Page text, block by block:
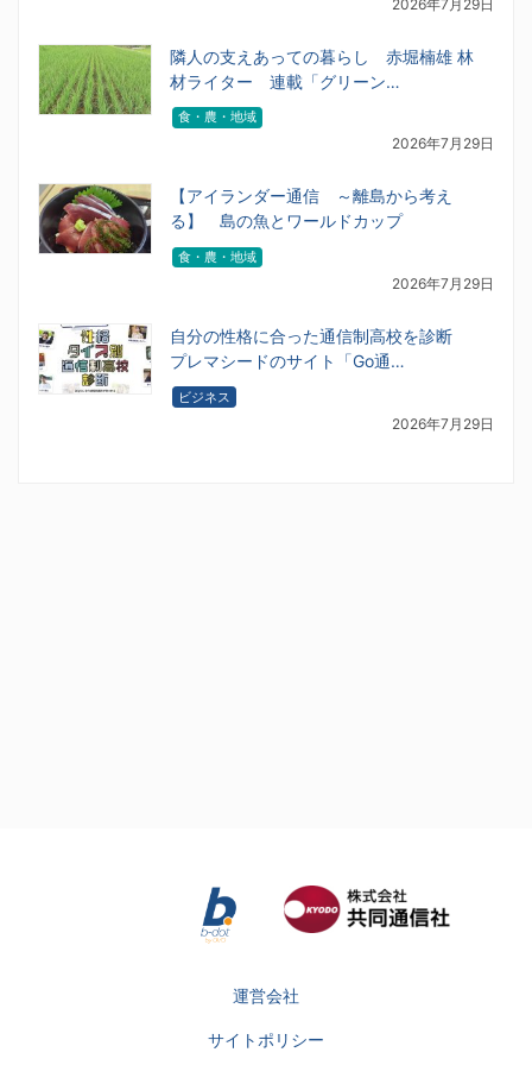
2026年7月29日
隣人の支えあっての暮らし 赤堀楠雄 林
材ライター 連載「グリーン…
食・農・地域
2026年7月29日
【アイランダー通信 ～離島から考え
る】 島の魚とワールドカップ
食・農・地域
2026年7月29日
自分の性格に合った通信制高校を診断
プレマシードのサイト「Go通…
ビジネス
2026年7月29日
運営会社
サイトポリシー